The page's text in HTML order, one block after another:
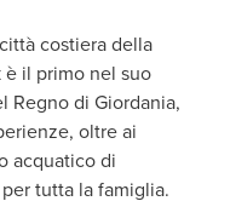
costiera della
è il primo nel suo
Regno di Giordania,
oltre ai
acquatico di
tutta la famiglia.